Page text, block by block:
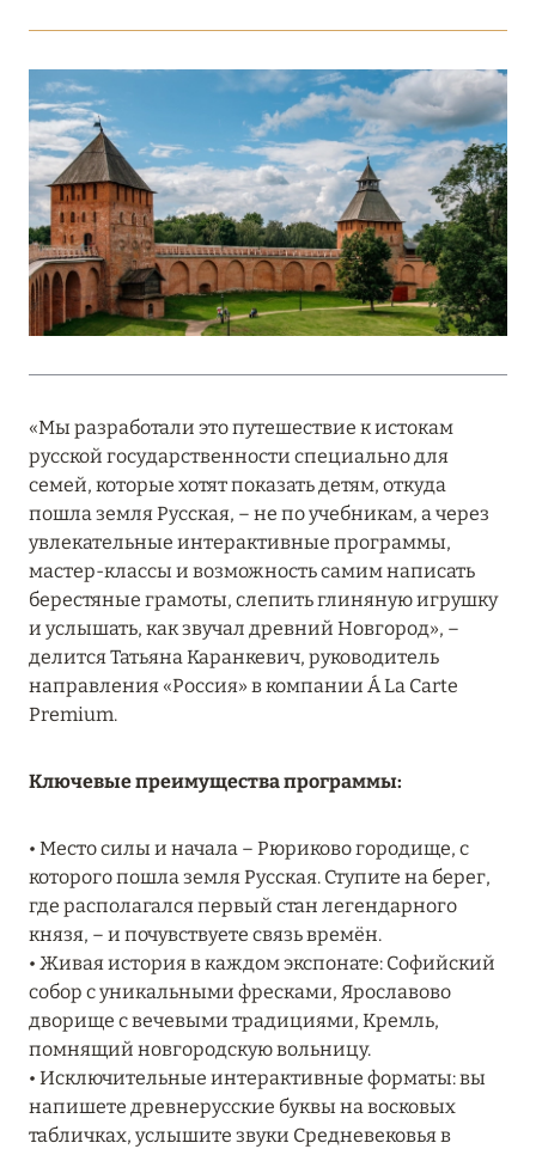
18 мая 2026
THE ST. REGIS MALDIVES VOMMULI:
МАНИФЕСТ ЭСТЕТИКИ В САМОМ СЕРДЦЕ
ОКЕАНА
Подробнее
27 апреля 2026
Подробнее
20 марта 2026
MARCH GRAND ESCAPE: ПРЕДЛОЖЕНИЕ ОТ Á
LA CARTE PREMIUM ПО ОТЕЛЮ WALDORF
ASTORIA MALDIVES ITHAAFUSHI, МАЛЬДИВЫ
Подробнее
MANDARIN ORIENTAL JUMEIRA — SUITE
Подробнее
13 мая 2025
ЗАБРОНИРУЙТЕ FOUR SEASONS RESORT
DUBAI AT JUMEIRAH BEACH ПО ЛУЧШИМ
ЦЕНАМ
Подробнее
«Мы разработали это путешествие к истокам
русской государственности специально для
семей, которые хотят показать детям, откуда
пошла земля Русская, – не по учебникам, а через
увлекательные интерактивные программы,
мастер-классы и возможность самим написать
берестяные грамоты, слепить глиняную игрушку
и услышать, как звучал древний Новгород», –
делится Татьяна Каранкевич, руководитель
направления «Россия» в компании Á La Carte
Premium.
Ключевые преимущества программы:
• Место силы и начала – Рюриково городище, с
которого пошла земля Русская. Ступите на берег,
где располагался первый стан легендарного
князя, – и почувствуете связь времён.
• Живая история в каждом экспонате: Софийский
собор с уникальными фресками, Ярославово
дворище с вечевыми традициями, Кремль,
помнящий новгородскую вольницу.
• Исключительные интерактивные форматы: вы
напишете древнерусские буквы на восковых
табличках, услышите звуки Средневековья в